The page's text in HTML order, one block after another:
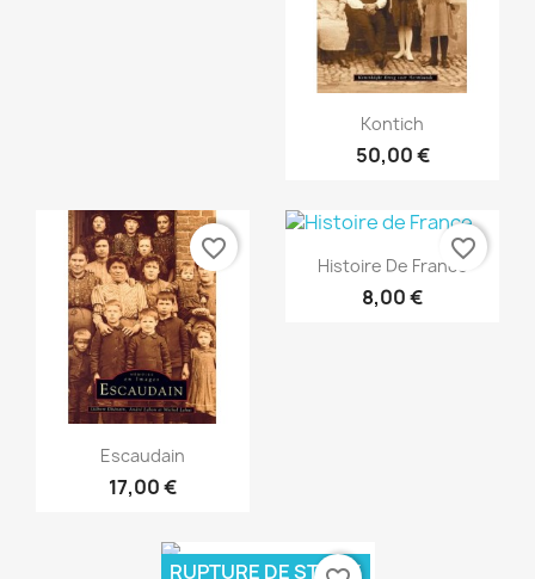
Aperçu rapide
Kontich
50,00 €
Aperçu rapide
Escaudain
17,00 €
favorite_border Aperçu rapide
Histoire De France
8,00 €
favorite_border
RUPTURE DE STOCK